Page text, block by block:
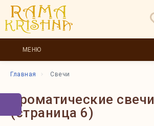
МЕНЮ
Главная Свечи
Ароматические свечи
(страница 6)